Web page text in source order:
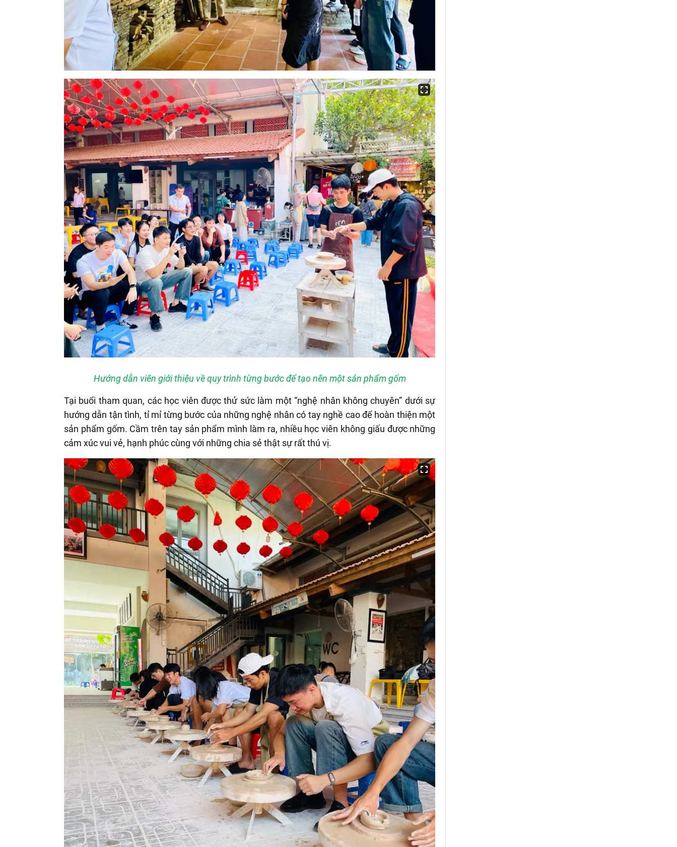
Hướng dẫn viên giới thiệu về quy trình từng bước để tạo nên một sản phẩm gốm
Tại buổi tham quan, các học viên được thử sức làm một “nghệ nhân không chuyên” dưới sự
hướng dẫn tận tình, tỉ mỉ từng bước của những nghệ nhân có tay nghề cao để hoàn thiện một
sản phẩm gốm. Cầm trên tay sản phẩm mình làm ra, nhiều học viên không giấu được những
cảm xúc vui vẻ, hạnh phúc cùng với những chia sẻ thật sự rất thú vị.